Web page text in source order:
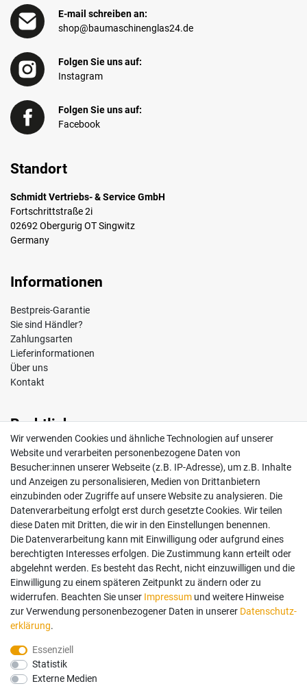
E-mail schreiben an:
shop@baumaschinenglas24.de
Folgen Sie uns auf:
Instagram
Folgen Sie uns auf:
Facebook
Standort
Schmidt Vertriebs- & Service GmbH
Fortschrittstraße 2i
02692 Obergurig OT Singwitz
Germany
Informationen
Bestpreis-Garantie
Sie sind Händler?
Zahlungsarten
Lieferinformationen
Über uns
Kontakt
Rechtliches
Impressum
AGB
Widerrufsrecht
Datenschutz
Vertrag widerrufen
Mein Konto
Anmelden
Registrieren
Bezahlung und Versand
Wir bieten Ihnen viele Möglichkeiten einer sicheren Bezahlung.
Wir verwenden Cookies und ähnliche Technologien auf unserer
Website und verarbeiten personenbezogene Daten von
Besucher:innen unserer Webseite (z.B. IP-Adresse), um z.B. Inhalte
und Anzeigen zu personalisieren, Medien von Drittanbietern
einzubinden oder Zugriffe auf unsere Website zu analysieren. Die
Datenverarbeitung erfolgt erst durch gesetzte Cookies. Wir teilen
diese Daten mit Dritten, die wir in den Einstellungen benennen.
Die Datenverarbeitung kann mit Einwilligung oder aufgrund eines
berechtigten Interesses erfolgen. Die Zustimmung kann erteilt oder
abgelehnt werden. Es besteht das Recht, nicht einzuwilligen und die
Einwilligung zu einem späteren Zeitpunkt zu ändern oder zu
widerrufen. Beachten Sie unser Impressum und weitere Hinweise
zur Verwendung personenbezogener Daten in unserer Daten­schutz­
erklärung.
Essenziell
Statistik
Externe Medien